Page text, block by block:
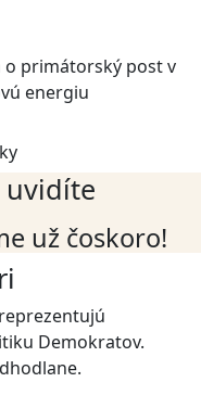
o primátorský post v
energiu
uvidíte
už čoskoro!
Demokratov.